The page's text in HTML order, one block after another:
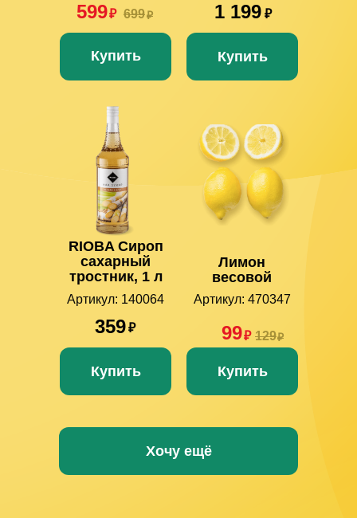
RIOBA Сироп
сахарный
тростник, 1 л
Артикул: 140064
Лимон
весовой
Артикул: 470347
Купить
Хочу ещё
Купить
Купить Купить
99₽ 129₽
1 199 ₽
359₽
599₽ 699₽